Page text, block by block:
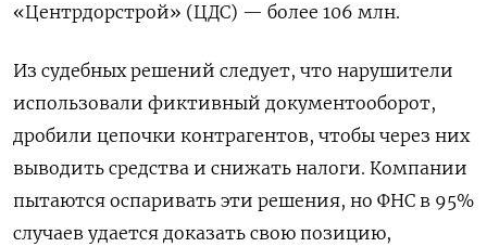
«Центрдорстрой» (ЦДС) — более 106 млн.
Из судебных решений следует, что нарушители
использовали фиктивный документооборот,
дробили цепочки контрагентов, чтобы через них
выводить средства и снижать налоги. Компании
пытаются оспаривать эти решения, но ФНС в 95%
случаев удается доказать свою позицию,